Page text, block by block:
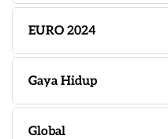
EURO 2024
Gaya Hidup
Global